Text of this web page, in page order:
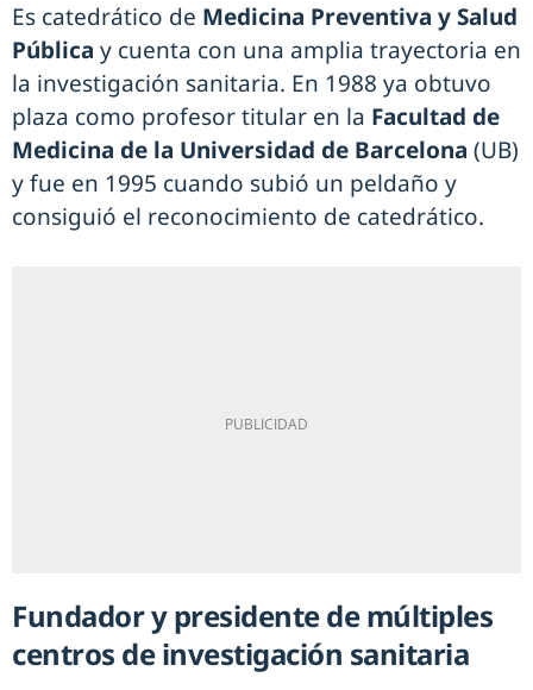
Es catedrático de Medicina Preventiva y Salud
Pública y cuenta con una amplia trayectoria en
la investigación sanitaria. En 1988 ya obtuvo
plaza como profesor titular en la Facultad de
Medicina de la Universidad de Barcelona (UB)
y fue en 1995 cuando subió un peldaño y
consiguió el reconocimiento de catedrático.
Fundador y presidente de múltiples
centros de investigación sanitaria